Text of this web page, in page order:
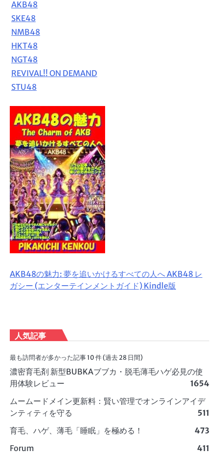
AKB48
SKE48
NMB48
HKT48
NGT48
REVIVAL!! ON DEMAND
STU48
AKB48の魅力: 夢を追いかけるすべての人へ AKB48 レ
ガシー (エンターテインメントガイド) Kindle版
人気記事
最も訪問者が多かった記事 10 件 (過去 28 日間)
濃密育毛剤 新型BUBKAブブカ・脱毛薄毛ハゲ必見の使
用体験レビュー
1654
ムームードメイン更新料：賢い管理でオンラインアイデ
ンティティを守る
511
育毛、ハゲ、薄毛「睡眠」を極める！
473
Forum
411